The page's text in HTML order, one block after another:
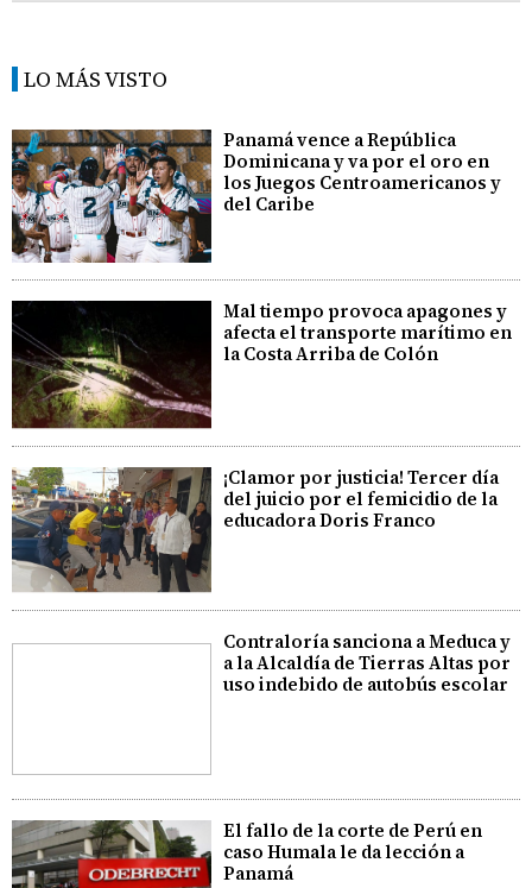
LO MÁS VISTO
Panamá vence a República
Dominicana y va por el oro en
los Juegos Centroamericanos y
del Caribe
Mal tiempo provoca apagones y
afecta el transporte marítimo en
la Costa Arriba de Colón
¡Clamor por justicia! Tercer día
del juicio por el femicidio de la
educadora Doris Franco
Contraloría sanciona a Meduca y
a la Alcaldía de Tierras Altas por
uso indebido de autobús escolar
El fallo de la corte de Perú en
caso Humala le da lección a
Panamá